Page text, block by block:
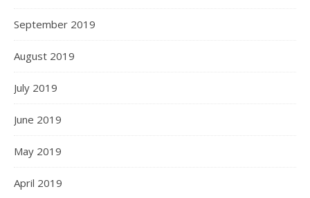
September 2019
August 2019
July 2019
June 2019
May 2019
April 2019